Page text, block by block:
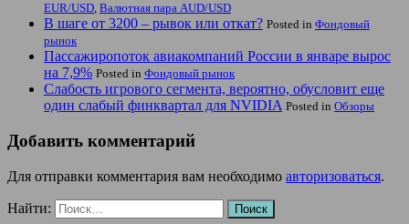
EUR/USD, Валютная пара AUD/USD
В шаге от 3200 – рывок или откат? Posted in Фондовый
рынок
Пассажиропоток авиакомпаний России в январе вырос
на 7,9% Posted in Фондовый рынок
Слабость игрового сегмента, вероятно, обусловит еще
один слабый финквартал для NVIDIA Posted in Обзоры
Добавить комментарий
Для отправки комментария вам необходимо авторизоваться.
Найти: